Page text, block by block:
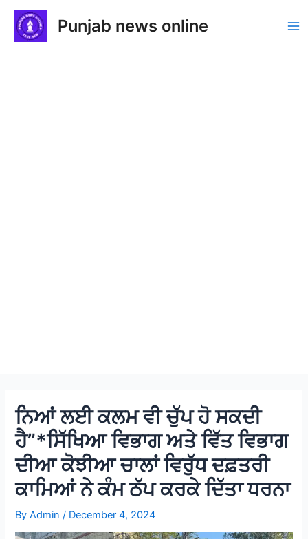
Skip
content
Punjab news online
ਨਿਆਂ ਲਈ ਕਲਮ ਵੀ ਚੁੱਪ ਹੋ ਸਕਦੀ
ਹੈ”*ਸਿੱਖਿਆ ਵਿਭਾਗ ਅਤੇ ਵਿੱਤ ਵਿਭਾਗ
ਦੀਆ ਕੋਝੀਆ ਚਾਲਾਂ ਵਿਰੁੱਧ ਦਫ਼ਤਰੀ
ਕਾਮਿਆਂ ਨੇ ਕੰਮ ਠੱਪ ਕਰਕੇ ਦਿੱਤਾ ਧਰਨਾ
ByAdmin/ December 4, 2024